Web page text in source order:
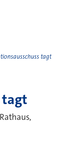
tagt
tagt